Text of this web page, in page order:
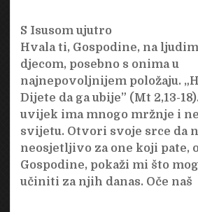
S Isusom ujutro
Hvala ti, Gospodine, na
djecom, posebno s onima u
najnepovoljnijem položaju.
Dijete da ga ubije” (Mt 2,13-
uvijek ima mnogo mržnje i
svijetu. Otvori svoje srce da
neosjetljivo za one koji pate,
Gospodine, pokaži mi što
učiniti za njih danas. Oče naš